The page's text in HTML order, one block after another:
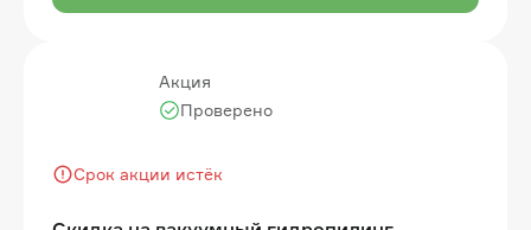
Акция
Срок акции истёк
Проверено